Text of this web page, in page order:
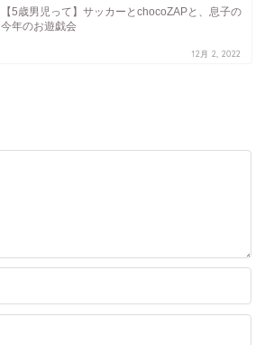
【5歳男児って】サッカーとchocoZAPと、息子の
今年のお遊戯会
12月 2, 2022